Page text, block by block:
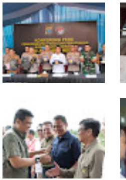
Polresta Deliserdang
Musnahkan 1,2 Kilo Gram
Sabu-sabu: Tiga Tersangka
Gagal Edarkan Ribuan Dosis
Narkoba
Selama 300 Hari, Polrestabes
Medan Tangkap 1.434
Tersangka Narkoba